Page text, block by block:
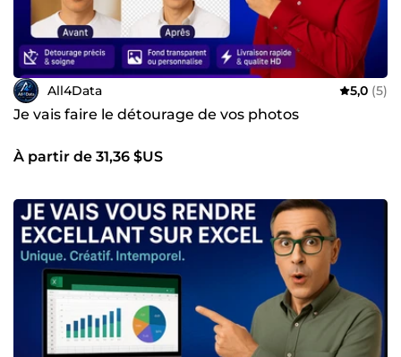
All4Data 5,0 (5)
Je vais faire le détourage de vos photos
À partir de 31,36 $US